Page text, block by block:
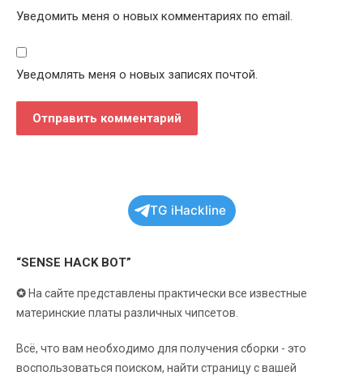
Уведомить меня о новых комментариях по email.
Уведомлять меня о новых записях почтой.
TG iHackline
“SENSE HACK BOT”
✪ На сайте представлены практически все известные
материнские платы различных чипсетов.
Всё, что вам необходимо для получения сборки - это
воспользоваться поиском, найти страницу с вашей